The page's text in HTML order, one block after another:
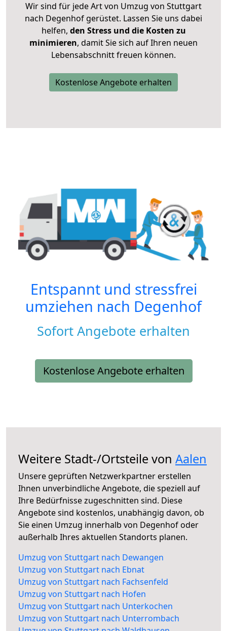
Wir sind für jede Art von Umzug von Stuttgart
nach Degenhof gerüstet. Lassen Sie uns dabei
helfen, den Stress und die Kosten zu
minimieren, damit Sie sich auf Ihren neuen
Lebensabschnitt freuen können.
Kostenlose Angebote erhalten
Entspannt und stressfrei
umziehen nach Degenhof
Sofort Angebote erhalten
Kostenlose Angebote erhalten
Weitere Stadt-/Ortsteile von Aalen
Unsere geprüften Netzwerkpartner erstellen
Ihnen unverbindliche Angebote, die speziell auf
Ihre Bedürfnisse zugeschnitten sind. Diese
Angebote sind kostenlos, unabhängig davon, ob
Sie einen Umzug innerhalb von Degenhof oder
außerhalb Ihres aktuellen Standorts planen.
Umzug von Stuttgart nach Dewangen
Umzug von Stuttgart nach Ebnat
Umzug von Stuttgart nach Fachsenfeld
Umzug von Stuttgart nach Hofen
Umzug von Stuttgart nach Unterkochen
Umzug von Stuttgart nach Unterrombach